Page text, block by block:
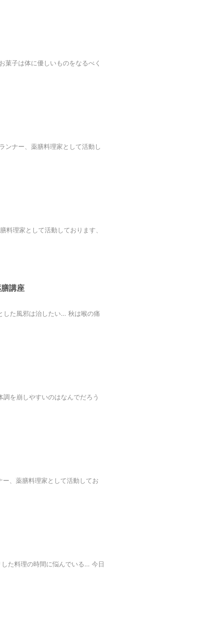
子は体に優しいものをなるべく
ンナー、薬膳料理家として活動し
理家として活動しております、
講座
した風邪は治したい… 秋は喉の痛
を崩しやすいのはなんでだろう
、薬膳料理家として活動してお
た料理の時間に悩んでいる… 今日